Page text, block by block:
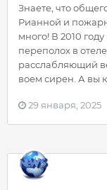
Знаете, что
Рианной и
много! В 2010
переполох в
расслабляющий
воем сирен. А вы
29 января, 2025